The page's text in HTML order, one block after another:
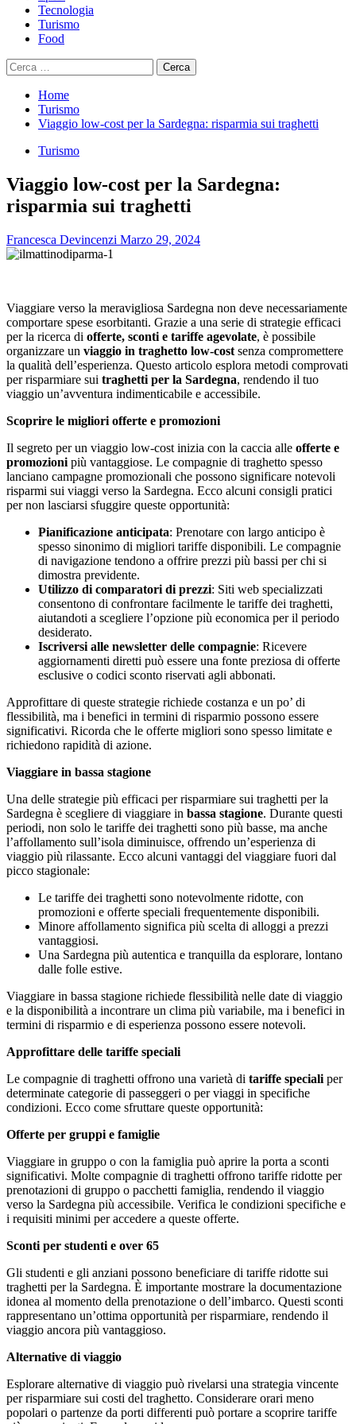
Tecnologia
Turismo
Food
Ricerca
per:
Home
Turismo
Viaggio low-cost per la Sardegna: risparmia sui traghetti
Turismo
Viaggio low-cost per la Sardegna:
risparmia sui traghetti
Francesca Devincenzi Marzo 29, 2024
Viaggiare verso la meravigliosa Sardegna non deve necessariamente
comportare spese esorbitanti. Grazie a una serie di strategie efficaci
per la ricerca di offerte, sconti e tariffe agevolate, è possibile
organizzare un viaggio in traghetto low-cost senza compromettere
la qualità dell’esperienza. Questo articolo esplora metodi comprovati
per risparmiare sui traghetti per la Sardegna, rendendo il tuo
viaggio un’avventura indimenticabile e accessibile.
Scoprire le migliori offerte e promozioni
Il segreto per un viaggio low-cost inizia con la caccia alle offerte e
promozioni più vantaggiose. Le compagnie di traghetto spesso
lanciano campagne promozionali che possono significare notevoli
risparmi sui viaggi verso la Sardegna. Ecco alcuni consigli pratici
per non lasciarsi sfuggire queste opportunità:
Pianificazione anticipata: Prenotare con largo anticipo è
spesso sinonimo di migliori tariffe disponibili. Le compagnie
di navigazione tendono a offrire prezzi più bassi per chi si
dimostra previdente.
Utilizzo di comparatori di prezzi: Siti web specializzati
consentono di confrontare facilmente le tariffe dei traghetti,
aiutandoti a scegliere l’opzione più economica per il periodo
desiderato.
Iscriversi alle newsletter delle compagnie: Ricevere
aggiornamenti diretti può essere una fonte preziosa di offerte
esclusive o codici sconto riservati agli abbonati.
Approfittare di queste strategie richiede costanza e un po’ di
flessibilità, ma i benefici in termini di risparmio possono essere
significativi. Ricorda che le offerte migliori sono spesso limitate e
richiedono rapidità di azione.
Viaggiare in bassa stagione
Una delle strategie più efficaci per risparmiare sui traghetti per la
Sardegna è scegliere di viaggiare in bassa stagione. Durante questi
periodi, non solo le tariffe dei traghetti sono più basse, ma anche
l’affollamento sull’isola diminuisce, offrendo un’esperienza di
viaggio più rilassante. Ecco alcuni vantaggi del viaggiare fuori dal
picco stagionale:
Le tariffe dei traghetti sono notevolmente ridotte, con
promozioni e offerte speciali frequentemente disponibili.
Minore affollamento significa più scelta di alloggi a prezzi
vantaggiosi.
Una Sardegna più autentica e tranquilla da esplorare, lontano
dalle folle estive.
Viaggiare in bassa stagione richiede flessibilità nelle date di viaggio
e la disponibilità a incontrare un clima più variabile, ma i benefici in
termini di risparmio e di esperienza possono essere notevoli.
Approfittare delle tariffe speciali
Le compagnie di traghetti offrono una varietà di tariffe speciali per
determinate categorie di passeggeri o per viaggi in specifiche
condizioni. Ecco come sfruttare queste opportunità:
Offerte per gruppi e famiglie
Viaggiare in gruppo o con la famiglia può aprire la porta a sconti
significativi. Molte compagnie di traghetti offrono tariffe ridotte per
prenotazioni di gruppo o pacchetti famiglia, rendendo il viaggio
verso la Sardegna più accessibile. Verifica le condizioni specifiche e
i requisiti minimi per accedere a queste offerte.
Sconti per studenti e over 65
Gli studenti e gli anziani possono beneficiare di tariffe ridotte sui
traghetti per la Sardegna. È importante mostrare la documentazione
idonea al momento della prenotazione o dell’imbarco. Questi sconti
rappresentano un’ottima opportunità per risparmiare, rendendo il
viaggio ancora più vantaggioso.
Alternative di viaggio
Esplorare alternative di viaggio può rivelarsi una strategia vincente
per risparmiare sui costi del traghetto. Considerare orari meno
popolari o partenze da porti differenti può portare a scoprire tariffe